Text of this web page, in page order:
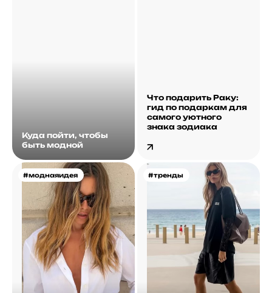
Куда пойти, чтобы
быть модной
Что подарить Раку:
гид по подаркам для
самого уютного
знака зодиака
#моднаяидея #тренды